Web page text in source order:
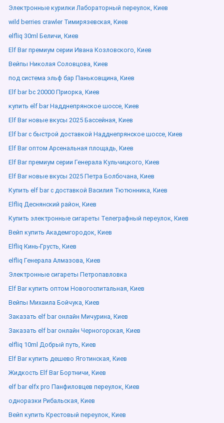
Электронные курилки Лабораторный переулок, Киев
wild berries crawler Тимирязевская, Киев
elfliq 30ml Беличи, Киев
Elf Bar премиум серии Ивана Козловского, Киев
Вейпы Николая Соловцова, Киев
под система эльф бар Паньковщина, Киев
Elf bar bc 20000 Приорка, Киев
купить elf bar Надднепрянское шоссе, Киев
Elf Bar новые вкусы 2025 Бассейная, Киев
Elf bar с быстрой доставкой Надднепрянское шоссе, Киев
Elf Bar оптом Арсенальная площадь, Киев
Elf Bar премиум серии Генерала Кульчицкого, Киев
Elf Bar новые вкусы 2025 Петра Болбочана, Киев
Купить elf bar с доставкой Василия Тютюнника, Киев
Elfliq Деснянский район, Киев
Купить электронные сигареты Телеграфный переулок, Киев
Вейп купить Академгородок, Киев
Elfliq Кинь-Грусть, Киев
elfliq Генерала Алмазова, Киев
Электронные сигареты Петропавловка
Elf Bar купить оптом Новогоспитальная, Киев
Вейпы Михаила Бойчука, Киев
Заказать elf bar онлайн Мичурина, Киев
Заказать elf bar онлайн Черногорская, Киев
elfliq 10ml Добрый путь, Киев
Elf Bar купить дешево Яготинская, Киев
Жидкость Elf Bar Бортничи, Киев
elf bar elfx pro Панфиловцев переулок, Киев
одноразки Рибальская, Киев
Вейп купить Крестовый переулок, Киев